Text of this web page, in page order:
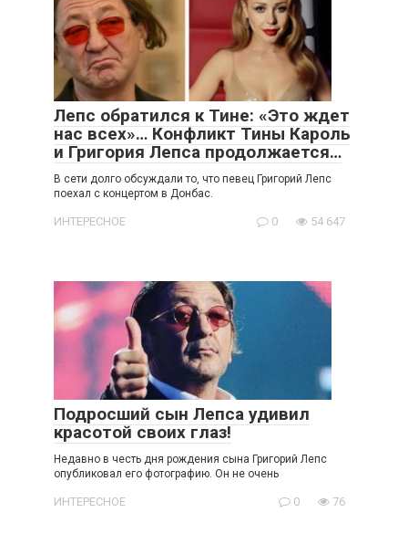
Лепс обратился к Тине: «Это ждет
нас всех»… Конфликт Тины Кароль
и Григория Лепса продолжается…
В сети долго обсуждали то, что певец Григорий Лепс
поехал с концертом в Донбас.
ИНТЕРЕСНОЕ 0 54 647
Подросший сын Лепса удивил
красотой своих глаз!
Недавно в честь дня рождения сына Григорий Лепс
опубликовал его фотографию. Он не очень
ИНТЕРЕСНОЕ 0 76